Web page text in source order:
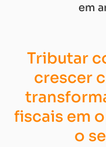
em
Tributar
crescer
fiscais em
o